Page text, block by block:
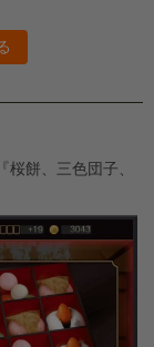
餅、三色団子、